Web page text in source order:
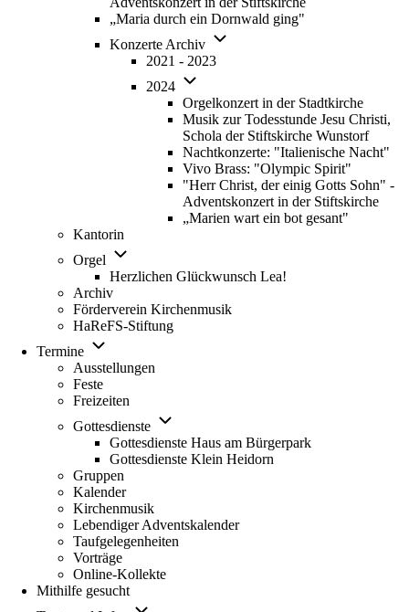
„Maria durch ein Dornwald ging"
Konzerte Archiv
Unternavigation
Konzerte
2021 - 2023
2024
Unternavigation
2024
Orgelkonzert in der Stadtkirche
Musik zur Todesstunde Jesu Christi,
Schola der Stiftskirche Wunstorf
Nachtkonzerte: "Italienische Nacht"
Vivo Brass: "Olympic Spirit"
"Herr Christ, der einig Gotts Sohn" -
Adventskonzert in der Stiftskirche
„Marien wart ein bot gesant"
Kantorin
Orgel
Unternavigation
Orgel
Herzlichen Glückwunsch Lea!
Archiv
Förderverein Kirchenmusik
HaReFS-Stiftung
Termine
Unternavigation
Termine
Ausstellungen
Feste
Freizeiten
Gottesdienste
Unternavigation
Gottesdienste
Gottesdienste Haus am Bürgerpark
Gottesdienste Klein Heidorn
Gruppen
Kalender
Kirchenmusik
Lebendiger Adventskalender
Taufgelegenheiten
Vorträge
Online-Kollekte
Mithilfe gesucht
Unternavigation